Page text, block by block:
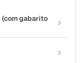
(com gabarito